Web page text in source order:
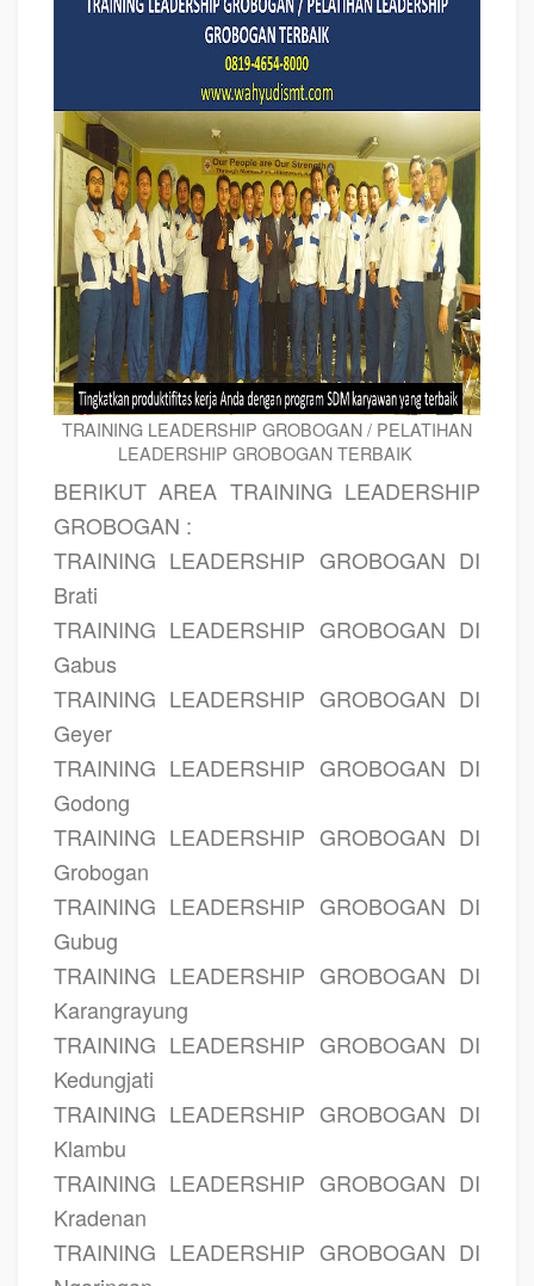
TRAINING LEADERSHIP GROBOGAN / PELATIHAN
LEADERSHIP GROBOGAN TERBAIK
BERIKUT AREA TRAINING LEADERSHIP
GROBOGAN :
TRAINING LEADERSHIP GROBOGAN DI
Brati
TRAINING LEADERSHIP GROBOGAN DI
Gabus
TRAINING LEADERSHIP GROBOGAN DI
Geyer
TRAINING LEADERSHIP GROBOGAN DI
Godong
TRAINING LEADERSHIP GROBOGAN DI
Grobogan
TRAINING LEADERSHIP GROBOGAN DI
Gubug
TRAINING LEADERSHIP GROBOGAN DI
Karangrayung
TRAINING LEADERSHIP GROBOGAN DI
Kedungjati
TRAINING LEADERSHIP GROBOGAN DI
Klambu
TRAINING LEADERSHIP GROBOGAN DI
Kradenan
TRAINING LEADERSHIP GROBOGAN DI